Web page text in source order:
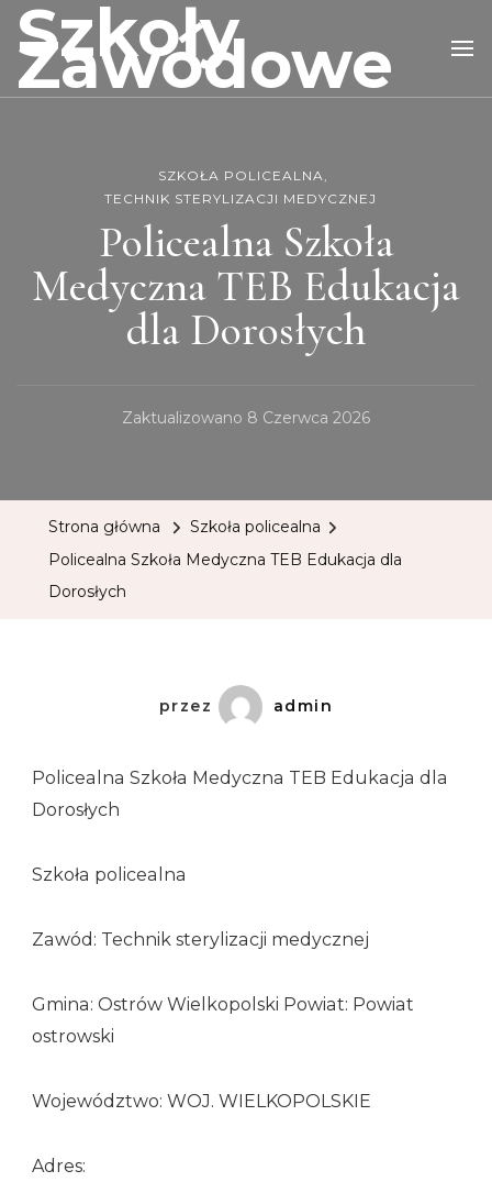
Szkoły
Zawodowe
SZKOŁA POLICEALNA
TECHNIK STERYLIZACJI MEDYCZNEJ
Policealna Szkoła
Medyczna TEB Edukacja
dla Dorosłych
Zaktualizowano 8 Czerwca 2026
Strona główna
Szkoła policealna
Policealna Szkoła Medyczna TEB Edukacja dla
Dorosłych
przez admin
Policealna Szkoła Medyczna TEB Edukacja dla
Dorosłych
Szkoła policealna
Zawód: Technik sterylizacji medycznej
Gmina: Ostrów Wielkopolski Powiat: Powiat
ostrowski
Województwo: WOJ. WIELKOPOLSKIE
Adres: